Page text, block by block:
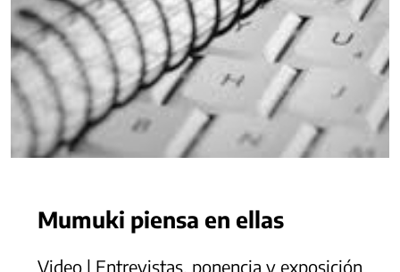
Mumuki piensa en ellas
Video | Entrevistas, ponencia y exposición